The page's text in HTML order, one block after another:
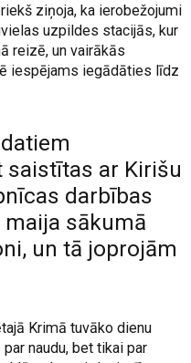
ziņoja, ka ierobežojumi
uzpildes stacijās, kur
reizē, un vairākās
iespējams iegādāties līdz
saistītas ar Kirišu
darbības
sākumā
un tā joprojām
Krimā tuvāko dienu
naudu, bet tikai par